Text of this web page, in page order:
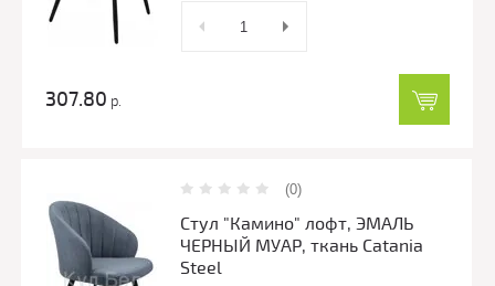
307.80 р.
(0)
Стул "Камино" лофт, ЭМАЛЬ
ЧЕРНЫЙ МУАР, ткань Catania
Steel